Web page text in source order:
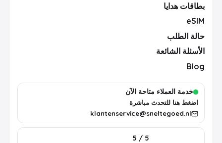
بطاقات هدايا
eSIM
حالة الطلب
الأسئلة الشائعة
Blog
خدمة العملاء متاحة الآن
اضغط هنا للتحدث مباشرة
klantenservice@sneltegoed.nl
5 / 5